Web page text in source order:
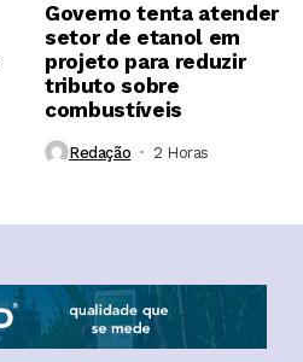
Governo tenta atender
setor de etanol em
projeto para reduzir
tributo sobre
combustíveis
Redação 2 Horas ⁮